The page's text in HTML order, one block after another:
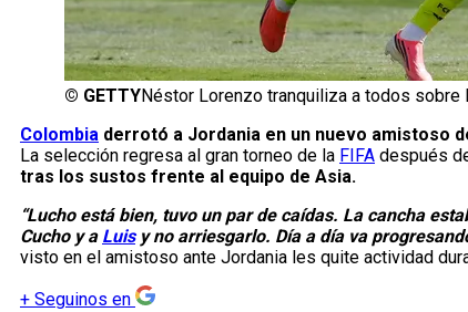
© GETTYNéstor Lorenzo tranquiliza a todos sobre
Colombia derrotó a Jordania en un nuevo amistoso
La selección regresa al gran torneo de la FIFA después
tras los sustos frente al equipo de Asia.
“Lucho está bien, tuvo un par de caídas. La cancha
Cucho y a Luisy no arriesgarlo. Día a día va
visto en el amistoso ante Jordania les quite actividad
+ Seguinos en